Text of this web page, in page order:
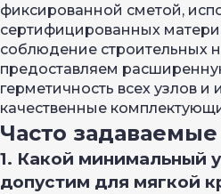
фиксированной сметой,
сертифицированных
соблюдение строительных
предоставляем
герметичность всех узлов и
качественные
Часто
1. Какой минимальный
допустим для мягкой